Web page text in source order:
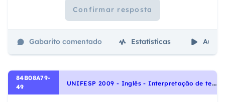
Confirmar resposta
Gabarito comentado Estatísticas Aulas
84B08A79-
49
U
NIFESP 2009 - Inglês - Interpretação de texto | Reading comprehension